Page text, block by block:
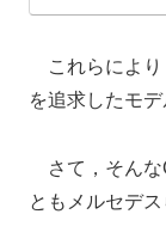
これらにより
を追求したモ
さて，そんな
ともメルセデ